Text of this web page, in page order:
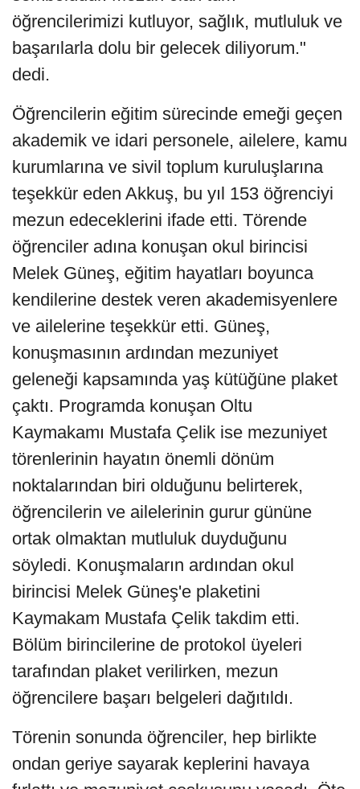
öğrencilerimizi kutluyor, sağlık, mutluluk ve
başarılarla dolu bir gelecek diliyorum."
dedi.
Öğrencilerin eğitim sürecinde emeği geçen
akademik ve idari personele, ailelere, kamu
kurumlarına ve sivil toplum kuruluşlarına
teşekkür eden Akkuş, bu yıl 153 öğrenciyi
mezun edeceklerini ifade etti. Törende
öğrenciler adına konuşan okul birincisi
Melek Güneş, eğitim hayatları boyunca
kendilerine destek veren akademisyenlere
ve ailelerine teşekkür etti. Güneş,
konuşmasının ardından mezuniyet
geleneği kapsamında yaş kütüğüne plaket
çaktı. Programda konuşan Oltu
Kaymakamı Mustafa Çelik ise mezuniyet
törenlerinin hayatın önemli dönüm
noktalarından biri olduğunu belirterek,
öğrencilerin ve ailelerinin gurur gününe
ortak olmaktan mutluluk duyduğunu
söyledi. Konuşmaların ardından okul
birincisi Melek Güneş'e plaketini
Kaymakam Mustafa Çelik takdim etti.
Bölüm birincilerine de protokol üyeleri
tarafından plaket verilirken, mezun
öğrencilere başarı belgeleri dağıtıldı.
Törenin sonunda öğrenciler, hep birlikte
ondan geriye sayarak keplerini havaya